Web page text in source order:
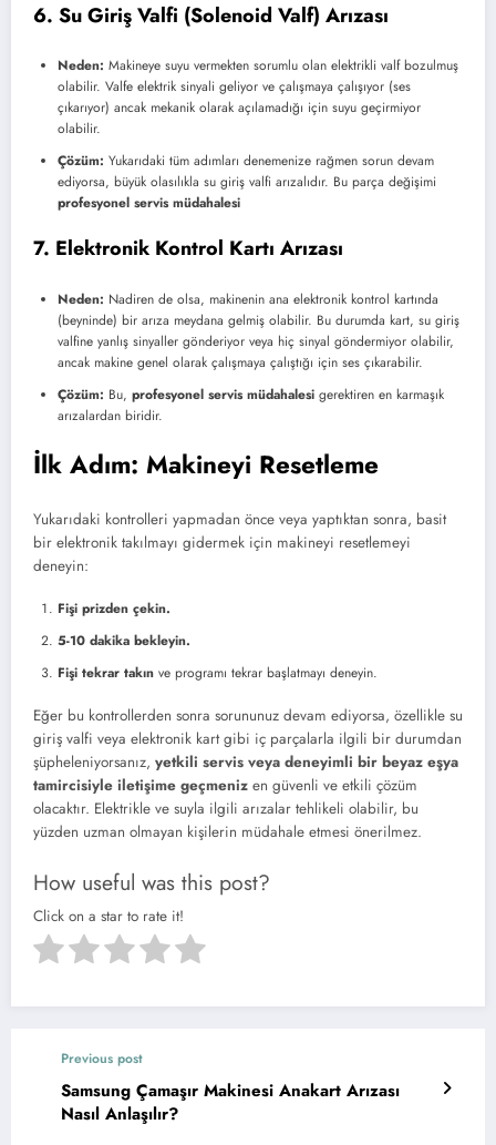
6. Su Giriş Valfi (Solenoid Valf) Arızası
Neden: Makineye suyu vermekten sorumlu olan elektrikli valf bozulmuş
olabilir. Valfe elektrik sinyali geliyor ve çalışmaya çalışıyor (ses
çıkarıyor) ancak mekanik olarak açılamadığı için suyu geçirmiyor
olabilir.
Çözüm: Yukarıdaki tüm adımları denemenize rağmen sorun devam
ediyorsa, büyük olasılıkla su giriş valfi arızalıdır. Bu parça değişimi
profesyonel servis müdahalesi
7. Elektronik Kontrol Kartı Arızası
Neden: Nadiren de olsa, makinenin ana elektronik kontrol kartında
(beyninde) bir arıza meydana gelmiş olabilir. Bu durumda kart, su giriş
valfine yanlış sinyaller gönderiyor veya hiç sinyal göndermiyor olabilir,
ancak makine genel olarak çalışmaya çalıştığı için ses çıkarabilir.
Çözüm: Bu, profesyonel servis müdahalesi gerektiren en karmaşık
arızalardan biridir.
İlk Adım: Makineyi Resetleme
Yukarıdaki kontrolleri yapmadan önce veya yaptıktan sonra, basit
bir elektronik takılmayı gidermek için makineyi resetlemeyi
deneyin:
Fişi prizden çekin.
5-10 dakika bekleyin.
Fişi tekrar takın ve programı tekrar başlatmayı deneyin.
Eğer bu kontrollerden sonra sorununuz devam ediyorsa, özellikle su
giriş valfi veya elektronik kart gibi iç parçalarla ilgili bir durumdan
şüpheleniyorsanız, yetkili servis veya deneyimli bir beyaz eşya
tamircisiyle iletişime geçmeniz en güvenli ve etkili çözüm
olacaktır. Elektrikle ve suyla ilgili arızalar tehlikeli olabilir, bu
yüzden uzman olmayan kişilerin müdahale etmesi önerilmez.
How useful was this post?
Click on a star to rate it!
Previous post
Samsung Çamaşır Makinesi Anakart Arızası
Nasıl Anlaşılır?